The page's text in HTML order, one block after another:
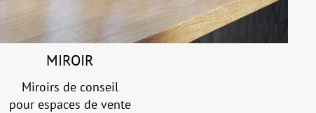
MIROIR
Miroirs de conseil
pour espaces de vente